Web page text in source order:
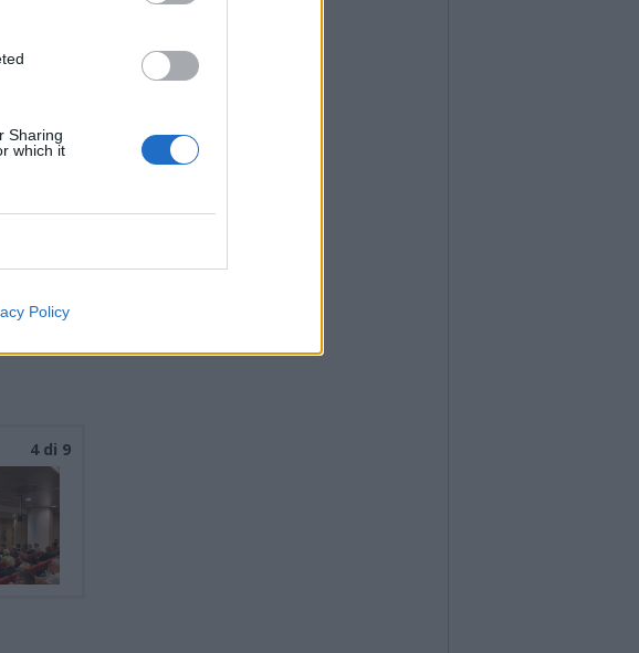
Sharing
which it
Policy
2026
4 di 9